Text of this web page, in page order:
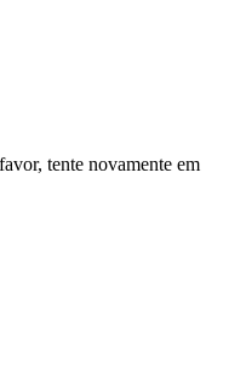
tente novamente em